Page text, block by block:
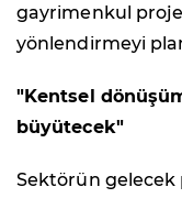
gayrimenkul
yönlendirmeyi
"Kentsel
büyütecek"
Sektörün gelecek